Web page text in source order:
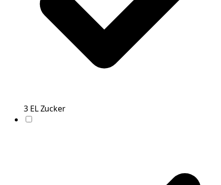
3 ELZucker